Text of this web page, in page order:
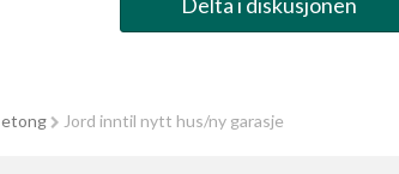
Jord inntil nytt hus/ny garasje